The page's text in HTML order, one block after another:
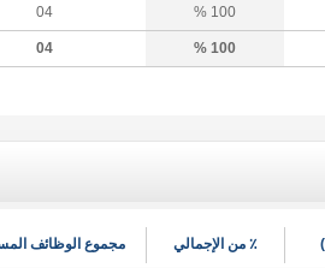
100 %
04
100 %
04
٪ من الإجمالي مجموع الوظائف